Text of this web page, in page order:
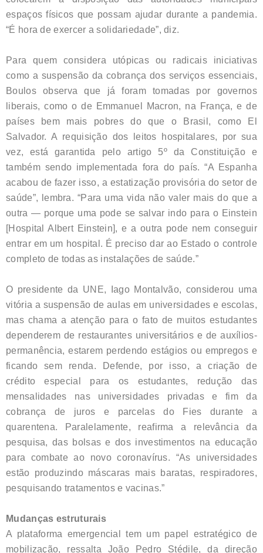
espaços físicos que possam ajudar durante a pandemia.
“É hora de exercer a solidariedade”, diz.
Para quem considera utópicas ou radicais iniciativas
como a suspensão da cobrança dos serviços essenciais,
Boulos observa que já foram tomadas por governos
liberais, como o de Emmanuel Macron, na França, e de
países bem mais pobres do que o Brasil, como El
Salvador. A requisição dos leitos hospitalares, por sua
vez, está garantida pelo artigo 5º da Constituição e
também sendo implementada fora do país. “A Espanha
acabou de fazer isso, a estatização provisória do setor de
saúde”, lembra. “Para uma vida não valer mais do que a
outra — porque uma pode se salvar indo para o Einstein
[Hospital Albert Einstein], e a outra pode nem conseguir
entrar em um hospital. É preciso dar ao Estado o controle
completo de todas as instalações de saúde.”
O presidente da UNE, Iago Montalvão, considerou uma
vitória a suspensão de aulas em universidades e escolas,
mas chama a atenção para o fato de muitos estudantes
dependerem de restaurantes universitários e de auxílios-
permanência, estarem perdendo estágios ou empregos e
ficando sem renda. Defende, por isso, a criação de
crédito especial para os estudantes, redução das
mensalidades nas universidades privadas e fim da
cobrança de juros e parcelas do Fies durante a
quarentena. Paralelamente, reafirma a relevância da
pesquisa, das bolsas e dos investimentos na educação
para combate ao novo coronavírus. “As universidades
estão produzindo máscaras mais baratas, respiradores,
pesquisando tratamentos e vacinas.”
Mudanças estruturais
A plataforma emergencial tem um papel estratégico de
mobilização, ressalta João Pedro Stédile, da direção